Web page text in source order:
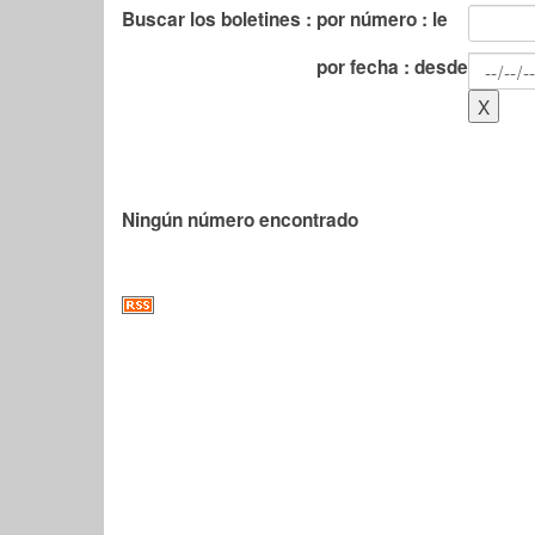
Buscar los boletines : por número : le
por fecha : desde
Ningún número encontrado